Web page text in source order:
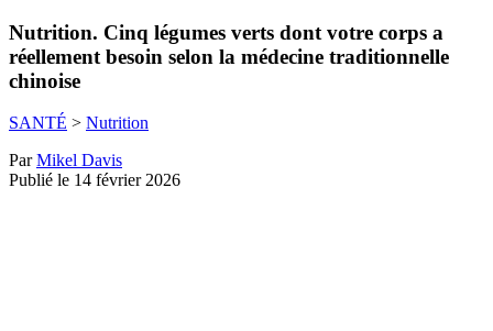
Nutrition. Cinq légumes verts dont votre corps a
réellement besoin selon la médecine traditionnelle
chinoise
SANTÉ > Nutrition
ParMikel Davis
Publié le 14 février 2026